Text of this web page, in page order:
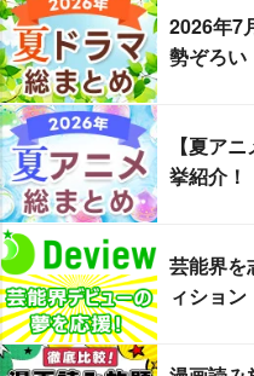
2026年7
勢ぞろい
【夏ア
挙紹介！
芸能界
ィショ